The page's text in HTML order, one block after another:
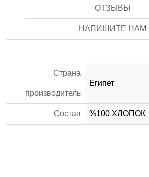
ОТЗЫВЫ
НАПИШИТЕ НАМ
Страна
производитель
Египет
Состав %100 ХЛОПОК